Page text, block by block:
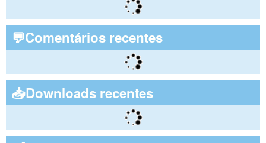
💬Comentários recentes
📥Downloads recentes